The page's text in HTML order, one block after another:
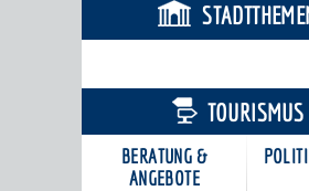
BERATUNG &
ANGEBOTE
TOURISMUS